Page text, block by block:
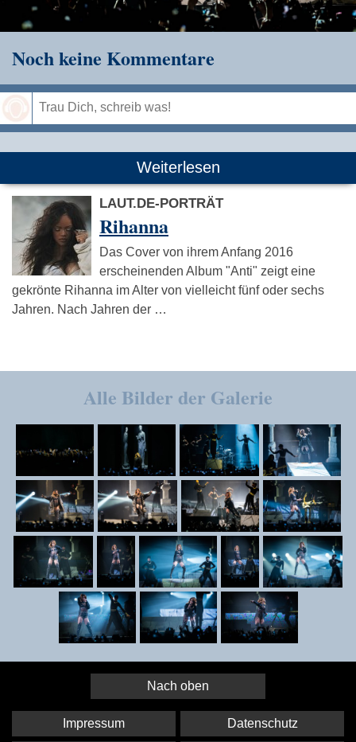
Noch keine Kommentare
Weiterlesen
LAUT.DE-PORTRÄT
Rihanna
Das Cover von ihrem Anfang 2016
erscheinenden Album "Anti" zeigt eine
gekrönte Rihanna im Alter von vielleicht fünf oder sechs
Jahren. Nach Jahren der …
Alle Bilder der Galerie
Nach oben
Impressum Datenschutz